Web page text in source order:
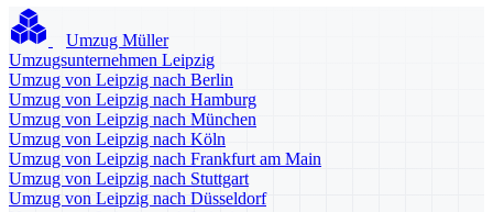
Umzug Müller
Umzugsunternehmen Leipzig
Umzug von Leipzig nach Berlin
Umzug von Leipzig nach Hamburg
Umzug von Leipzig nach München
Umzug von Leipzig nach Köln
Umzug von Leipzig nach Frankfurt am Main
Umzug von Leipzig nach Stuttgart
Umzug von Leipzig nach Düsseldorf